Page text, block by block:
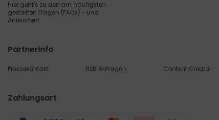
Hier geht's zu den am häufigsten
gestellten Fragen (FAQs) - und
Antworten!
Partnerinfo
Pressekontakt B2B Anfragen Content Creator
Zahlungsart